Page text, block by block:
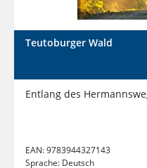
Teutoburger Wald
Entlang des
EAN:9783944327143
Sprache: Deutsch